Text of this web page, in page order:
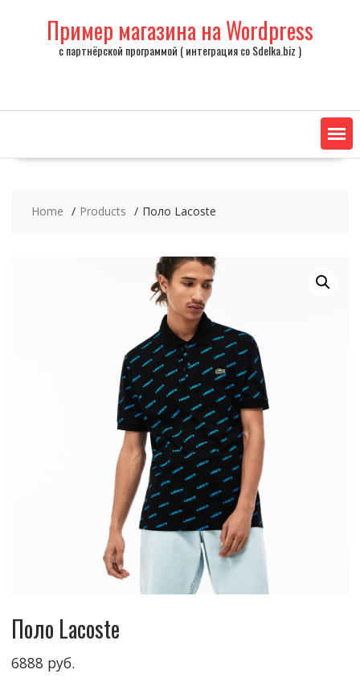
Пример магазина на Wordpress
с партнёрской программой ( интеграция со Sdelka.biz )
Home Products Поло Lacoste
Поло Lacoste
6888 руб.